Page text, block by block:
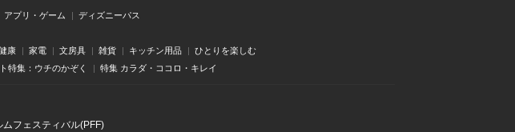
アプリ・ゲーム ディズニーパス
康 家電 文房具 雑貨 キッチン用品 ひとりを楽しむ
特集：ウチのかぞく 特集 カラダ・ココロ・キレイ
ムフェスティバル(PFF)